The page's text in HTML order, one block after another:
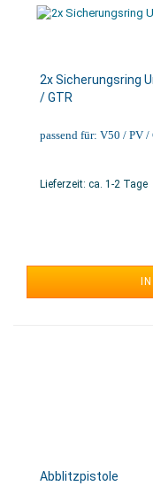
2x Sicherungsring
/ GTR
passend für: V50 / PV
Lieferzeit: ca. 1-2 Tage
Abblitzpistole